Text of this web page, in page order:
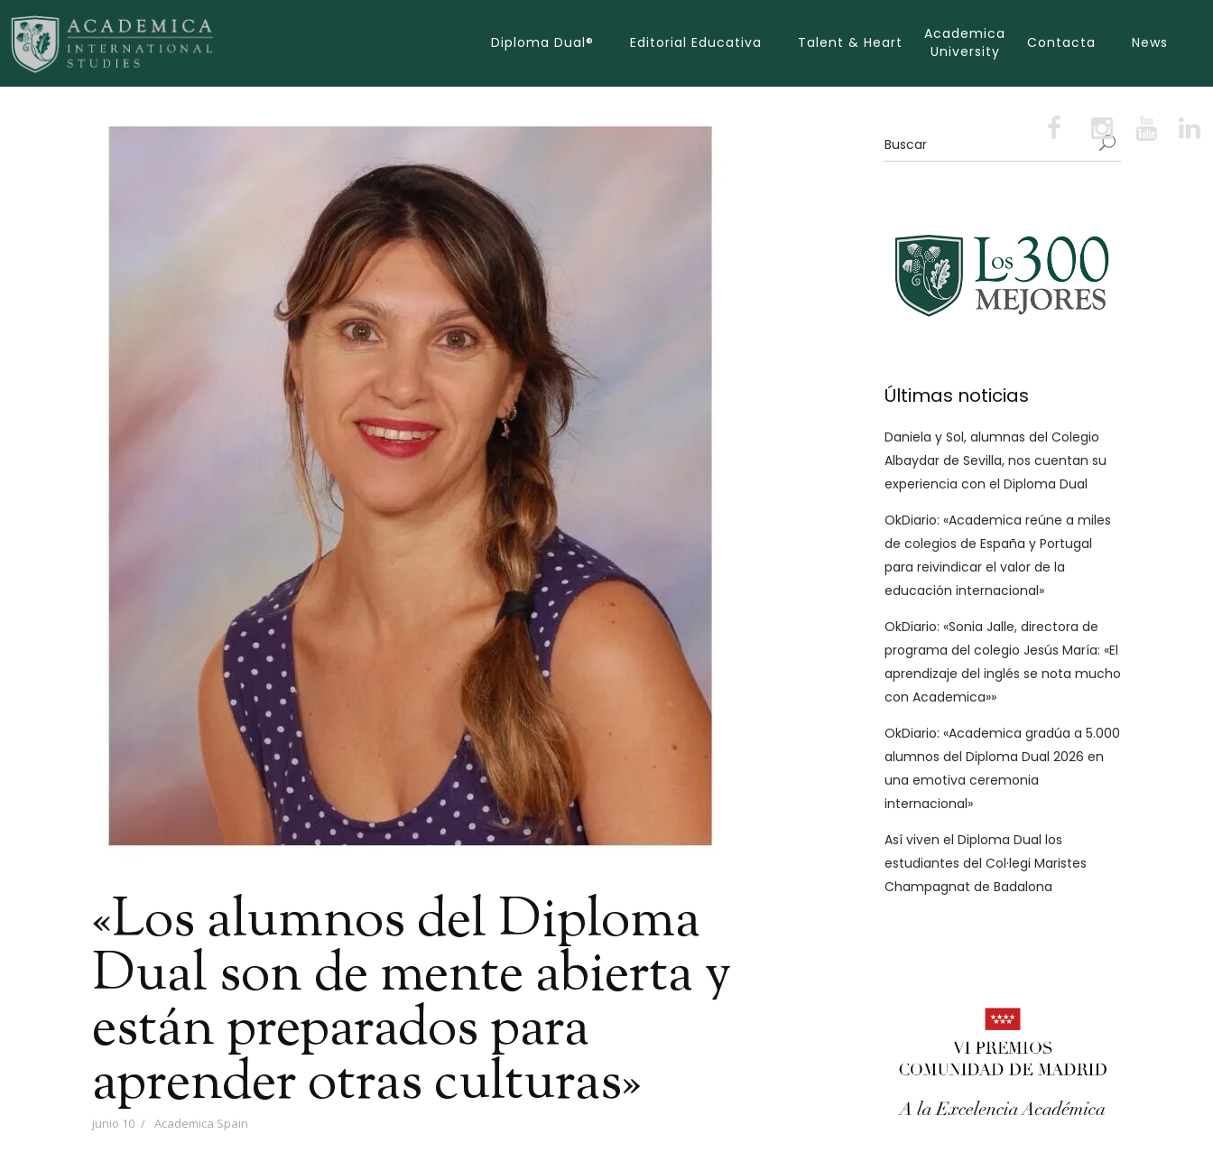
Diploma Dual® Editorial Educativa Talent & Heart
Academica
University
Contacta News
«Los alumnos del Diploma
Dual son de mente abierta y
están preparados para
aprender otras culturas»
junio 10 Academica Spain
Últimas noticias
Daniela y Sol, alumnas del Colegio
Albaydar de Sevilla, nos cuentan su
experiencia con el Diploma Dual
OkDiario: «Academica reúne a miles
de colegios de España y Portugal
para reivindicar el valor de la
educación internacional»
OkDiario: «Sonia Jalle, directora de
programa del colegio Jesús María: «El
aprendizaje del inglés se nota mucho
con Academica»»
OkDiario: «Academica gradúa a 5.000
alumnos del Diploma Dual 2026 en
una emotiva ceremonia
internacional»
Así viven el Diploma Dual los
estudiantes del Col·legi Maristes
Champagnat de Badalona